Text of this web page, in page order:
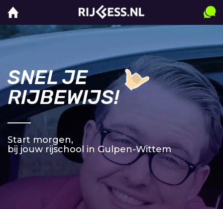
SNEL JE
RIJBEWIJS!
Start morgen,
bij jouw rijschool in Gulpen-Wittem